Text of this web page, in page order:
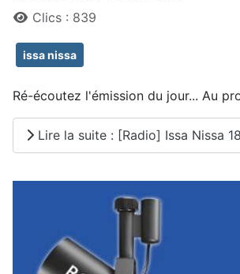
Clics : 839
issa nissa
Ré-écoutez l'émission du jour... Au
Lire la suite : [Radio] Issa Nissa